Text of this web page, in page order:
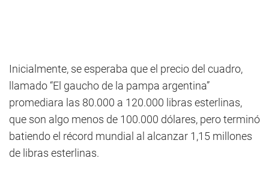
Inicialmente, se esperaba que el precio del cuadro,
llamado “El gaucho de la pampa argentina”
promediara las 80.000 a 120.000 libras esterlinas,
que son algo menos de 100.000 dólares, pero terminó
batiendo el récord mundial al alcanzar 1,15 millones
de libras esterlinas.